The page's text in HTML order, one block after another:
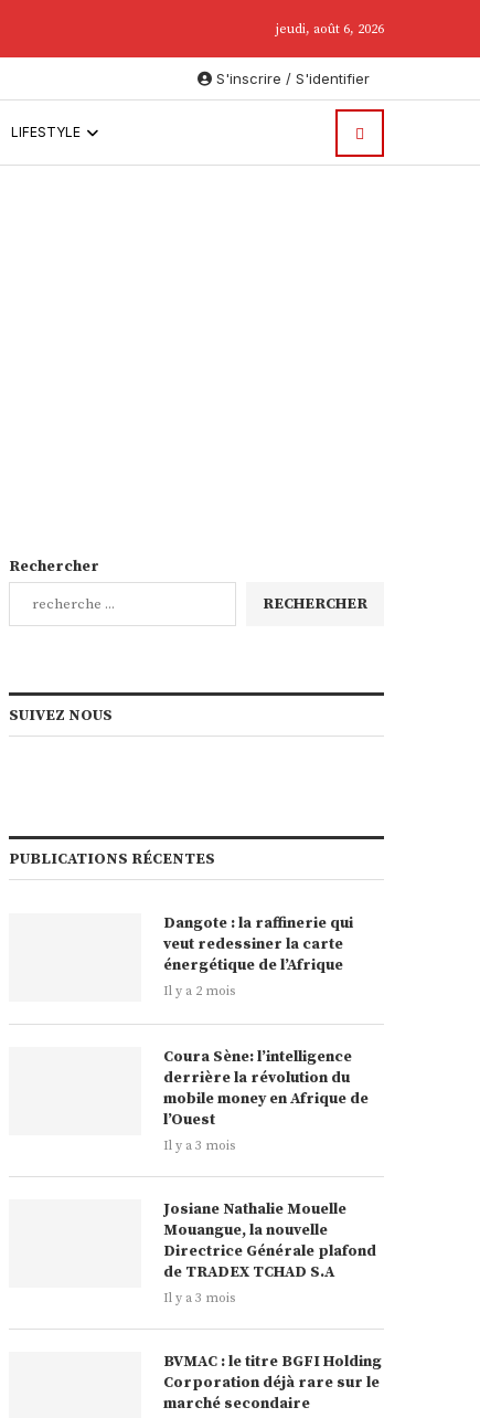
jeudi, août 6, 2026
S'inscrire / S'identifier
LIFESTYLE
Rechercher
RECHERCHER
SUIVEZ NOUS
PUBLICATIONS RÉCENTES
Dangote : la raffinerie qui
veut redessiner la carte
énergétique de l’Afrique
Il y a 2 mois
Coura Sène: l’intelligence
derrière la révolution du
mobile money en Afrique de
l’Ouest
Il y a 3 mois
Josiane Nathalie Mouelle
Mouangue, la nouvelle
Directrice Générale plafond
de TRADEX TCHAD S.A
Il y a 3 mois
BVMAC : le titre BGFI Holding
Corporation déjà rare sur le
marché secondaire